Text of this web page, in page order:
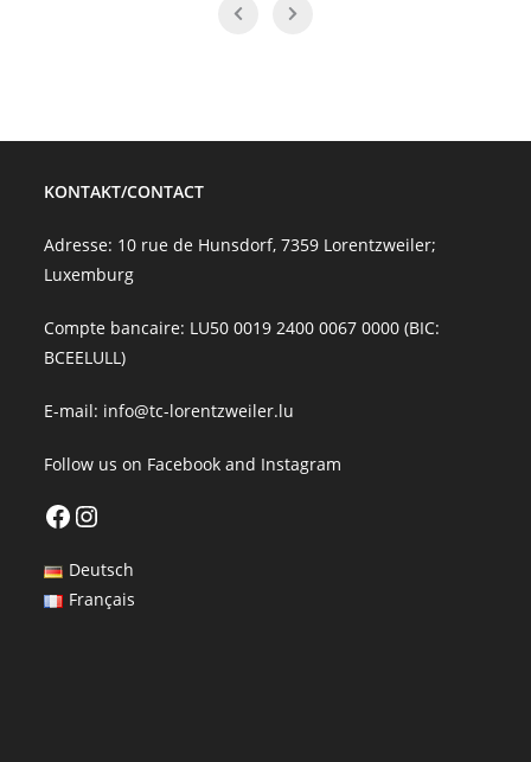
KONTAKT/CONTACT
Adresse: 10 rue de Hunsdorf, 7359 Lorentzweiler;
Luxemburg
Compte bancaire: LU50 0019 2400 0067 0000 (BIC:
BCEELULL)
E-mail: info@tc-lorentzweiler.lu
Follow us on Facebook and Instagram
FacebookInstagram
Deutsch
Français